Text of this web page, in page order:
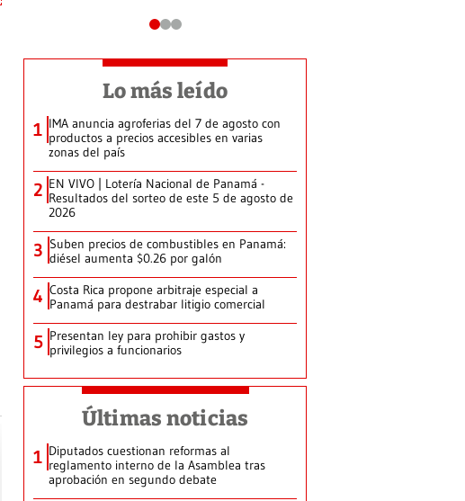
Lo más leído
1 IMA anuncia agroferias del 7 de agosto con
productos a precios accesibles en varias
zonas del país
2 EN VIVO | Lotería Nacional de Panamá -
Resultados del sorteo de este 5 de agosto de
2026
3 Suben precios de combustibles en Panamá:
diésel aumenta $0.26 por galón
4 Costa Rica propone arbitraje especial a
Panamá para destrabar litigio comercial
5 Presentan ley para prohibir gastos y
privilegios a funcionarios
Últimas noticias
1 Diputados cuestionan reformas al
reglamento interno de la Asamblea tras
aprobación en segundo debate